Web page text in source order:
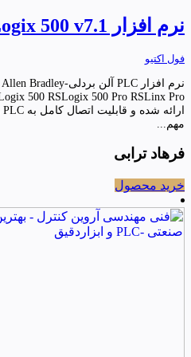
نرم افزار RsLogix 500 v7.1
فول اکتیو
مهم...
فرهاد ترابی
خرید محصول